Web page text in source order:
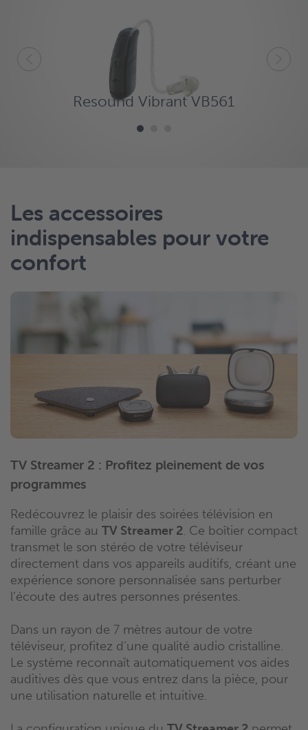
Resound Vibrant VB561
Les accessoires
indispensables pour votre
confort
TV Streamer 2 : Profitez pleinement de vos
programmes
Redécouvrez le plaisir des soirées télévision en
famille grâce au TV Streamer 2. Ce boîtier compact
transmet le son stéréo de votre téléviseur
directement dans vos appareils auditifs, créant une
expérience sonore personnalisée sans perturber
l’écoute des autres personnes présentes.
Dans un rayon de 7 mètres autour de votre
téléviseur, profitez d’une qualité audio cristalline.
Le système reconnaît automatiquement vos aides
auditives dès que vous entrez dans la pièce, pour
une utilisation naturelle et intuitive.